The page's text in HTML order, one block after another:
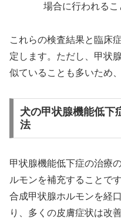
場合に行われる
これらの検査結果と臨床
定します。ただし、甲状
似ていることも多いため
犬の甲状腺機能低下
法
甲状腺機能低下症の治療
ルモンを補充することで
合成甲状腺ホルモンを経
り、多くの皮膚症状は改